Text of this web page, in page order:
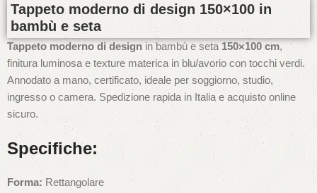
Tappeto moderno di design 150×100 in
bambù e seta
Tappeto moderno di design in bambù e seta 150×100 cm,
finitura luminosa e texture materica in blu/avorio con tocchi verdi.
Annodato a mano, certificato, ideale per soggiorno, studio,
ingresso o camera. Spedizione rapida in Italia e acquisto online
sicuro.
Specifiche:
Forma: Rettangolare